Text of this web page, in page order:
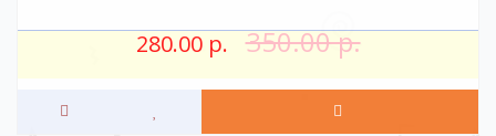
280.00 р. 350.00 р.